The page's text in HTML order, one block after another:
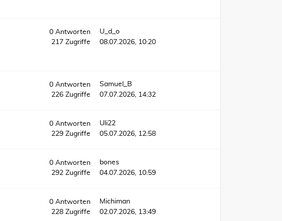
0Antworten
217Zugriffe
U_d_o
08.07.2026, 10:20
0Antworten
226Zugriffe
Samuel_B
07.07.2026, 14:32
0Antworten
229Zugriffe
Uli22
05.07.2026, 12:58
0Antworten
292Zugriffe
bones
04.07.2026, 10:59
0Antworten
228Zugriffe
Michiman
02.07.2026, 13:49